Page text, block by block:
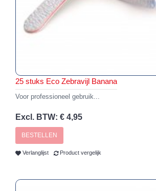
25 stuks Eco Zebravijl Banana
Voor professioneel gebruik...
Excl. BTW: € 4,95
BESTELLEN
Verlanglijst Product vergelijk